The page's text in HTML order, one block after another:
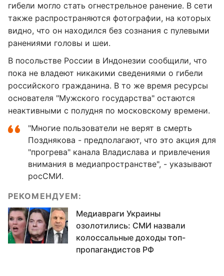
гибели могло стать огнестрельное ранение. В сети
также распространяются фотографии, на которых
видно, что он находился без сознания с пулевыми
ранениями головы и шеи.
В посольстве России в Индонезии сообщили, что
пока не владеют никакими сведениями о гибели
российского гражданина. В то же время ресурсы
основателя "Мужского государства" остаются
неактивными с полудня по московскому времени.
"Многие пользователи не верят в смерть
Позднякова - предполагают, что это акция для
"прогрева" канала Владислава и привлечения
внимания в медиапространстве", - указывают
росСМИ.
РЕКОМЕНДУЕМ:
Медиавраги Украины
озолотились: СМИ назвали
колоссальные доходы топ-
пропагандистов РФ